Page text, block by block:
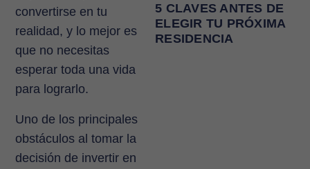
convertirse en tu
realidad, y lo mejor es
que no necesitas
esperar toda una vida
para lograrlo.
Uno de los principales
obstáculos al tomar la
decisión de invertir en
5 CLAVES ANTES DE
ELEGIR TU PRÓXIMA
RESIDENCIA